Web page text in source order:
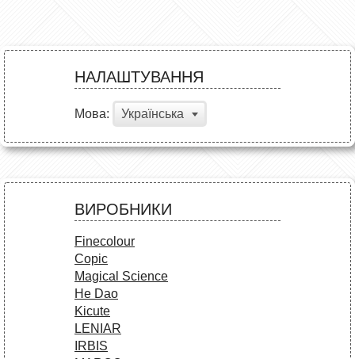
НАЛАШТУВАННЯ
Мова: Українська
ВИРОБНИКИ
Finecolour
Copic
Magical Science
He Dao
Kicute
LENIAR
IRBIS